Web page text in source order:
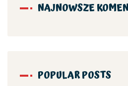
NAJNOWSZE
POPULAR POSTS